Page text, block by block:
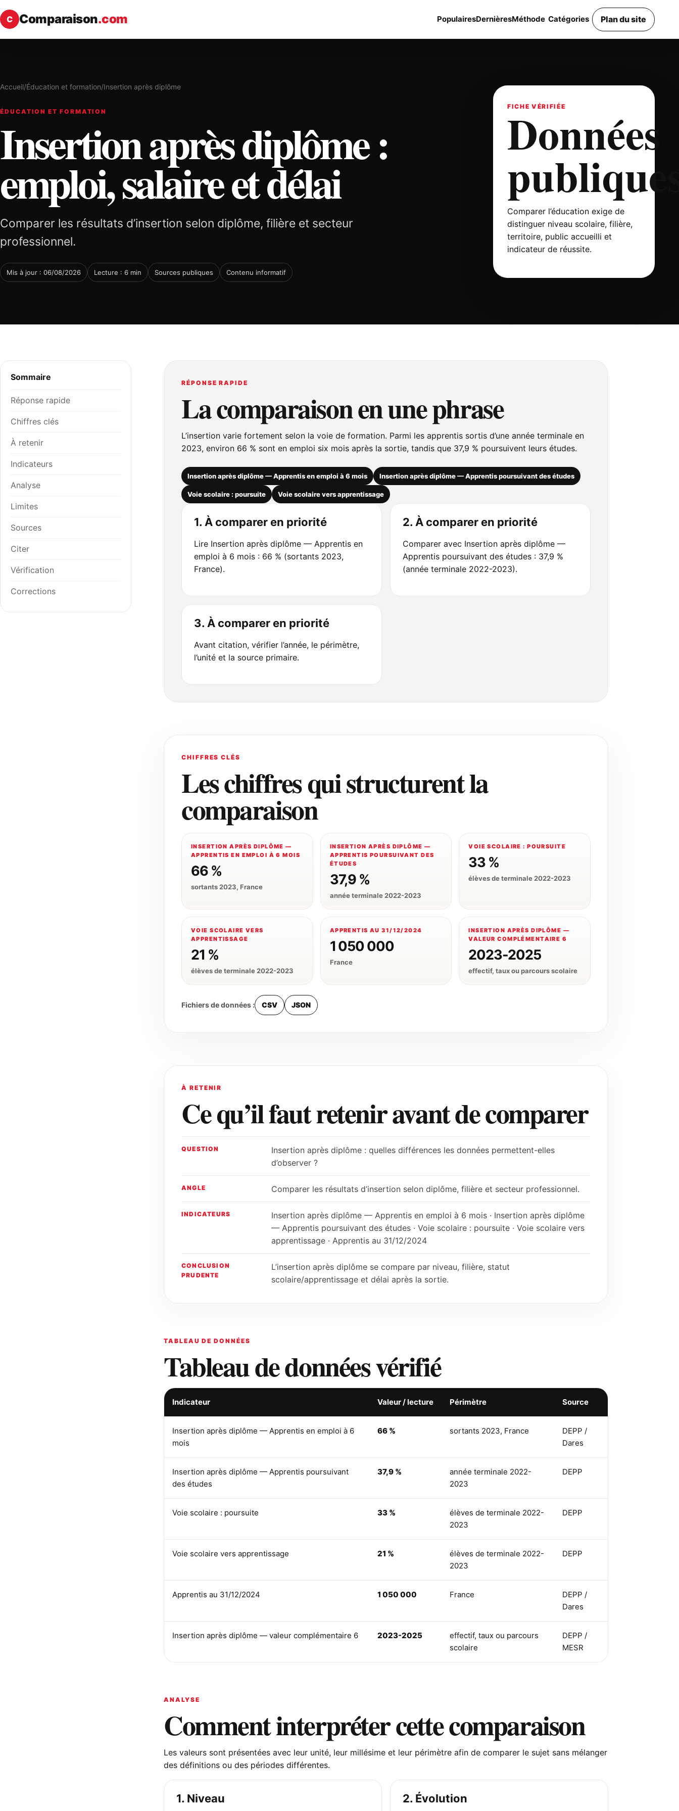
C Comparaison.com PopulairesDernièresMéthode Catégories Plan du site
Accueil/Éducation et formation/Insertion après diplôme
ÉDUCATION ET FORMATION
Insertion après diplôme :
emploi, salaire et délai
Comparer les résultats d’insertion selon diplôme, filière et secteur
professionnel.
Mis à jour : 06/08/2026 Lecture : 6 min Sources publiques Contenu informatif
FICHE VÉRIFIÉE
Données
Comparer l’éducation exige de
distinguer niveau scolaire, filière,
territoire, public accueilli et
indicateur de réussite.
Sommaire
Réponse rapide
Chiffres clés
À retenir
Indicateurs
Analyse
Limites
Sources
Citer
Vérification
Corrections
RÉPONSE RAPIDE
La comparaison en une phrase
L’insertion varie fortement selon la voie de formation. Parmi les apprentis sortis d’une année terminale en
2023, environ 66 % sont en emploi six mois après la sortie, tandis que 37,9 % poursuivent leurs études.
Insertion après diplôme — Apprentis en emploi à 6 mois Insertion après diplôme — Apprentis poursuivant des études
Voie scolaire : poursuite Voie scolaire vers apprentissage
1. À comparer en priorité
Lire Insertion après diplôme — Apprentis en
emploi à 6 mois : 66 % (sortants 2023,
France).
2. À comparer en priorité
Comparer avec Insertion après diplôme —
Apprentis poursuivant des études : 37,9 %
(année terminale 2022-2023).
3. À comparer en priorité
Avant citation, vérifier l’année, le périmètre,
l’unité et la source primaire.
CHIFFRES CLÉS
Les chiffres qui structurent la
comparaison
INSERTION APRÈS DIPLÔME —
APPRENTIS EN EMPLOI À 6 MOIS
66 %
sortants 2023, France
INSERTION APRÈS DIPLÔME —
APPRENTIS POURSUIVANT DES
ÉTUDES
37,9 %
année terminale 2022-2023
VOIE SCOLAIRE : POURSUITE
33 %
élèves de terminale 2022-2023
VOIE SCOLAIRE VERS
APPRENTISSAGE
21 %
élèves de terminale 2022-2023
APPRENTIS AU 31/12/2024
1 050 000
France
INSERTION APRÈS DIPLÔME —
VALEUR COMPLÉMENTAIRE 6
2023-2025
effectif, taux ou parcours scolaire
Fichiers de données : CSV JSON
À RETENIR
Ce qu’il faut retenir avant de comparer
QUESTION
Insertion après diplôme : quelles différences les données permettent-elles
d’observer ?
ANGLE Comparer les résultats d’insertion selon diplôme, filière et secteur professionnel.
INDICATEURS
Insertion après diplôme — Apprentis en emploi à 6 mois · Insertion après diplôme
— Apprentis poursuivant des études · Voie scolaire : poursuite · Voie scolaire vers
apprentissage · Apprentis au 31/12/2024
CONCLUSION
PRUDENTE
L’insertion après diplôme se compare par niveau, filière, statut
scolaire/apprentissage et délai après la sortie.
TABLEAU DE DONNÉES
Tableau de données vérifié
Indicateur Valeur / lecture Périmètre Source
Insertion après diplôme — Apprentis en emploi à 6
mois
66 % sortants 2023, France
DEPP /
Dares
Insertion après diplôme — Apprentis poursuivant
des études
37,9 %
année terminale 2022-
2023
DEPP
Voie scolaire : poursuite 33 %
élèves de terminale 2022-
2023
DEPP
Voie scolaire vers apprentissage 21 %
élèves de terminale 2022-
2023
DEPP
Apprentis au 31/12/2024 1 050 000 France
DEPP /
Dares
Insertion après diplôme — valeur complémentaire 6 2023-2025
effectif, taux ou parcours
scolaire
DEPP /
MESR
ANALYSE
Comment interpréter cette comparaison
Les valeurs sont présentées avec leur unité, leur millésime et leur périmètre afin de comparer le sujet sans mélanger
des définitions ou des périodes différentes.
1. Niveau 2. Évolution